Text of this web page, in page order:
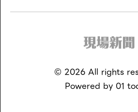
© 2026All rights
Powered by 01